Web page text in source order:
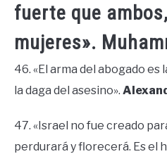
fuerte que
mujeres».
46. «El arma del abogado es
la daga del asesino».
47. «Israel no fue creado
perdurará y florecerá. Es el